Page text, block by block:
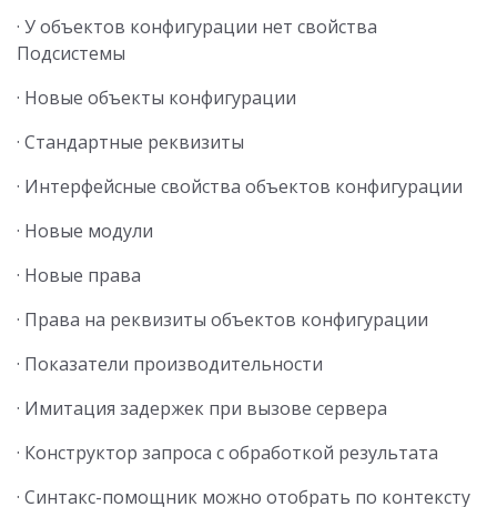
· У объектов конфигурации нет свойства
Подсистемы
· Новые объекты конфигурации
· Стандартные реквизиты
· Интерфейсные свойства объектов конфигурации
· Новые модули
· Новые права
· Права на реквизиты объектов конфигурации
· Показатели производительности
· Имитация задержек при вызове сервера
· Конструктор запроса с обработкой результата
· Синтакс-помощник можно отобрать по контексту